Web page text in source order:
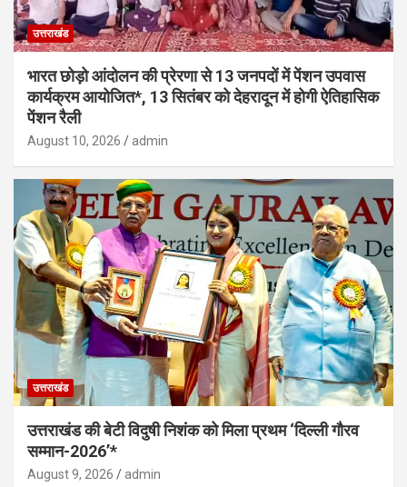
उत्तराखंड
भारत छोड़ो आंदोलन की प्रेरणा से 13 जनपदों में पेंशन उपवास
कार्यक्रम आयोजित*, 13 सितंबर को देहरादून में होगी ऐतिहासिक
पेंशन रैली
August 10, 2026 admin
उत्तराखंड
उत्तराखंड की बेटी विदुषी निशंक को मिला प्रथम ‘दिल्ली गौरव
सम्मान-2026’*
August 9, 2026 admin